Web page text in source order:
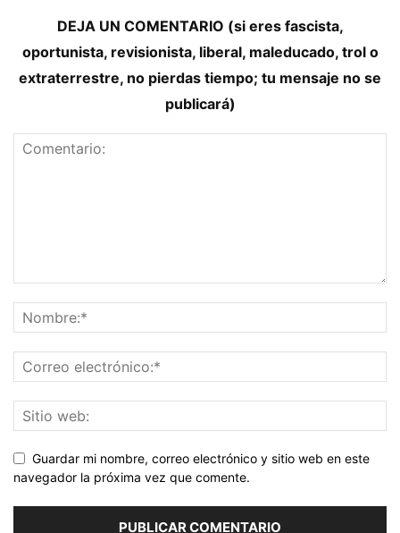
DEJA UN COMENTARIO (si eres fascista,
oportunista, revisionista, liberal, maleducado, trol o
extraterrestre, no pierdas tiempo; tu mensaje no se
publicará)
Guardar mi nombre, correo electrónico y sitio web en este
navegador la próxima vez que comente.